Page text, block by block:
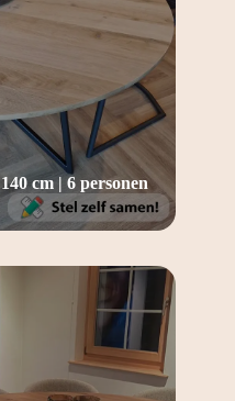
cm | 6 personen